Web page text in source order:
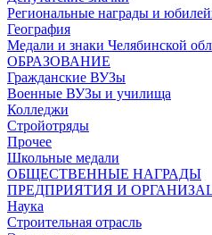
Региональные награды и
География
Медали и знаки Челябинской
ОБРАЗОВАНИЕ
Гражданские ВУЗы
Военные ВУЗы и училища
Колледжи
Стройотряды
Прочее
Школьные медали
ОБЩЕСТВЕННЫЕ НАГРАДЫ
ПРЕДПРИЯТИЯ И
Наука
Строительная отрасль